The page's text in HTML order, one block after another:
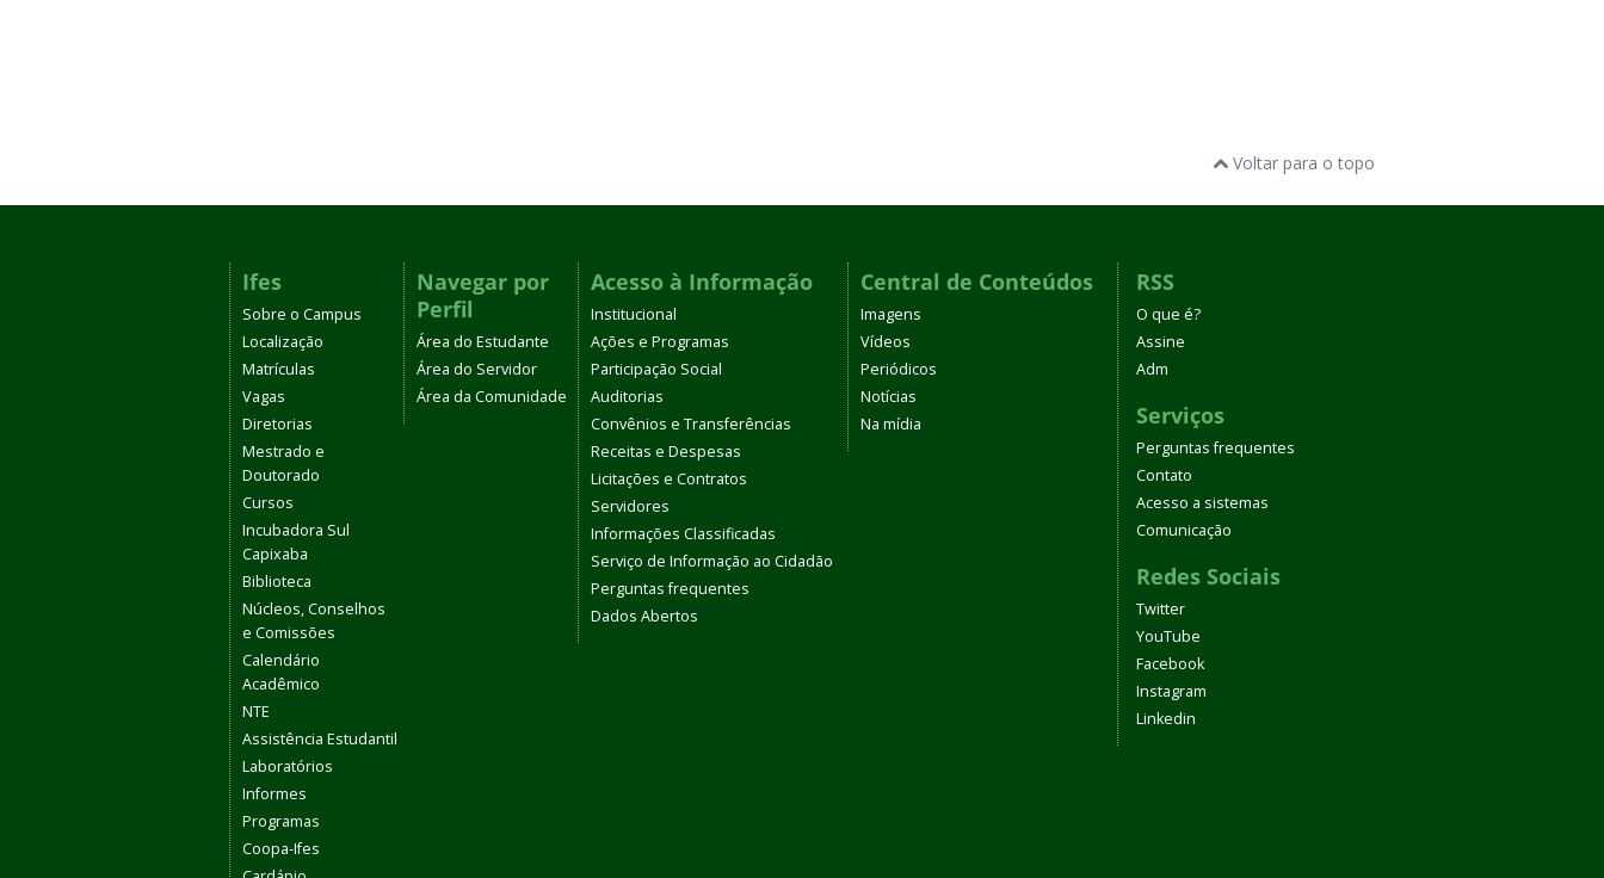
Voltar para o topo
Ifes
Sobre o Campus
Localização
Matrículas
Vagas
Diretorias
Mestrado e
Doutorado
Cursos
Incubadora Sul
Capixaba
Biblioteca
Núcleos, Conselhos
e Comissões
Calendário
Acadêmico
NTE
Assistência Estudantil
Laboratórios
Informes
Programas
Coopa-Ifes
Navegar por
Perfil
Área do Estudante
Área do Servidor
Área da Comunidade
Acesso à Informação
Institucional
Ações e Programas
Participação Social
Auditorias
Convênios e Transferências
Receitas e Despesas
Licitações e Contratos
Servidores
Informações Classificadas
Serviço de Informação ao Cidadão
Perguntas frequentes
Dados Abertos
Central de Conteúdos
Imagens
Vídeos
Periódicos
Notícias
Na mídia
RSS
O que é?
Assine
Adm
Serviços
Perguntas frequentes
Contato
Acesso a sistemas
Comunicação
Redes Sociais
Twitter
YouTube
Facebook
Instagram
Linkedin